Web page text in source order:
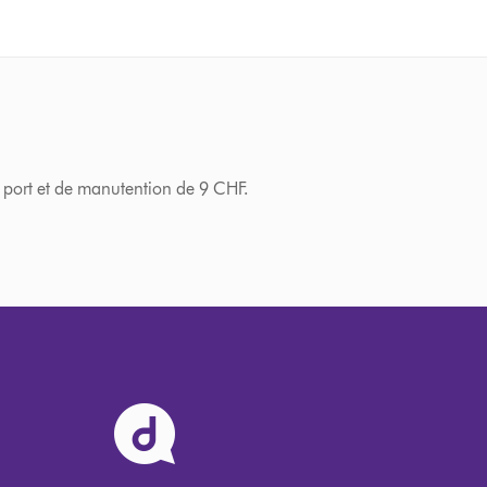
et de manutention de 9 CHF.